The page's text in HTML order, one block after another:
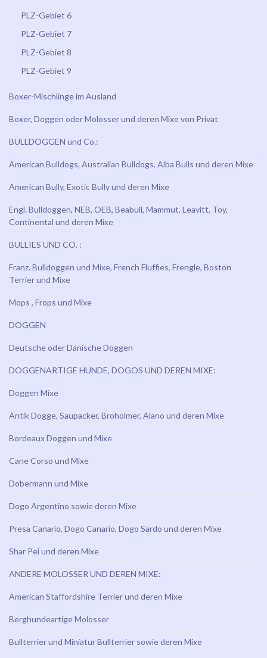
PLZ-Gebiet 6
PLZ-Gebiet 7
PLZ-Gebiet 8
PLZ-Gebiet 9
Boxer-Mischlinge im Ausland
Boxer, Doggen oder Molosser und deren Mixe von Privat
BULLDOGGEN und Co.:
American Bulldogs, Australian Bulldogs, Alba Bulls und deren Mixe
American Bully, Exotic Bully und deren Mixe
Engl. Bulldoggen, NEB, OEB, Beabull, Mammut, Leavitt, Toy,
Continental und deren Mixe
BULLIES UND CO. :
Franz. Bulldoggen und Mixe, French Fluffies, Frengle, Boston
Terrier und Mixe
Mops , Frops und Mixe
DOGGEN
Deutsche oder Dänische Doggen
DOGGENARTIGE HUNDE, DOGOS UND DEREN MIXE:
Doggen Mixe
Antik Dogge, Saupacker, Broholmer, Alano und deren Mixe
Bordeaux Doggen und Mixe
Cane Corso und Mixe
Dobermann und Mixe
Dogo Argentino sowie deren Mixe
Presa Canario, Dogo Canario, Dogo Sardo und deren Mixe
Shar Pei und deren Mixe
ANDERE MOLOSSER UND DEREN MIXE:
American Staffordshire Terrier und deren Mixe
Berghundeartige Molosser
Bullterrier und Miniatur Bullterrier sowie deren Mixe